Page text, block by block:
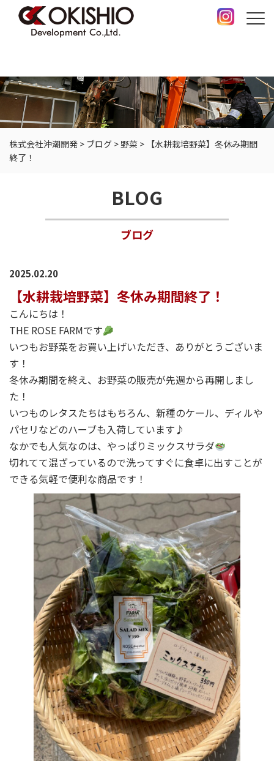
株式会社沖潮開発 > ブログ >野菜 > 【水耕栽培野菜】冬休み期間
終了！
BLOG
ブログ
2025.02.20
【水耕栽培野菜】冬休み期間終了！
こんにちは！
THE ROSE FARMです
いつもお野菜をお買い上げいただき、ありがとうございま
す！
冬休み期間を終え、お野菜の販売が先週から再開しまし
た！
いつものレタスたちはもちろん、新種のケール、ディルや
パセリなどのハーブも入荷しています♪
なかでも人気なのは、やっぱりミックスサラダ
切れてて混ざっているので洗ってすぐに食卓に出すことが
できる気軽で便利な商品です！